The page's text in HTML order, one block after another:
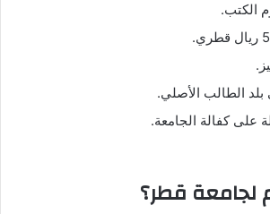
الكتب.
بلد الطالب الأصلي.
على كفالة الجامعة.
لجامعة قطر؟